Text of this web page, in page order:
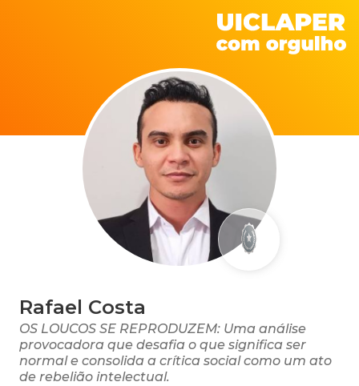
Rafael Costa
OS LOUCOS SE REPRODUZEM: Uma análise
provocadora que desafia o que significa ser
normal e consolida a crítica social como um ato
de rebelião intelectual.